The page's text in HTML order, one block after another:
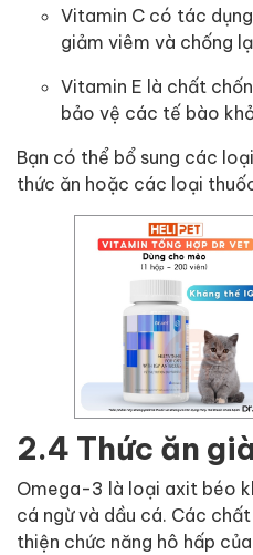
Vitamin C có tác
giảm viêm và chống
Vitamin E là chất
bảo vệ các tế bào
Bạn có thể bổ sung các
thức ăn hoặc các loại
2.4 Thức ăn
Omega-3 là loại axit béo
cá ngừ và dầu cá. Các
thiện chức năng hô hấp